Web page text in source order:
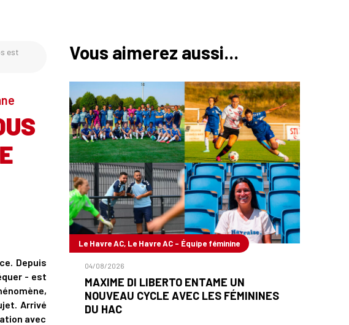
est
Depuis
- est
Arrivé
avec
Vous aimerez aussi...
Le Havre AC, Le Havre AC - Équipe féminine
04/08/2026
MAXIME DI LIBERTO ENTAME UN
NOUVEAU CYCLE AVEC LES FÉMININES
DU HAC